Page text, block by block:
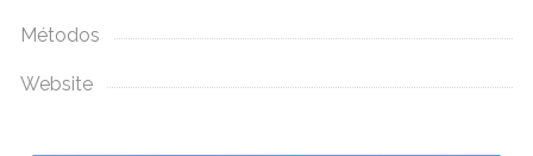
Métodos
Website